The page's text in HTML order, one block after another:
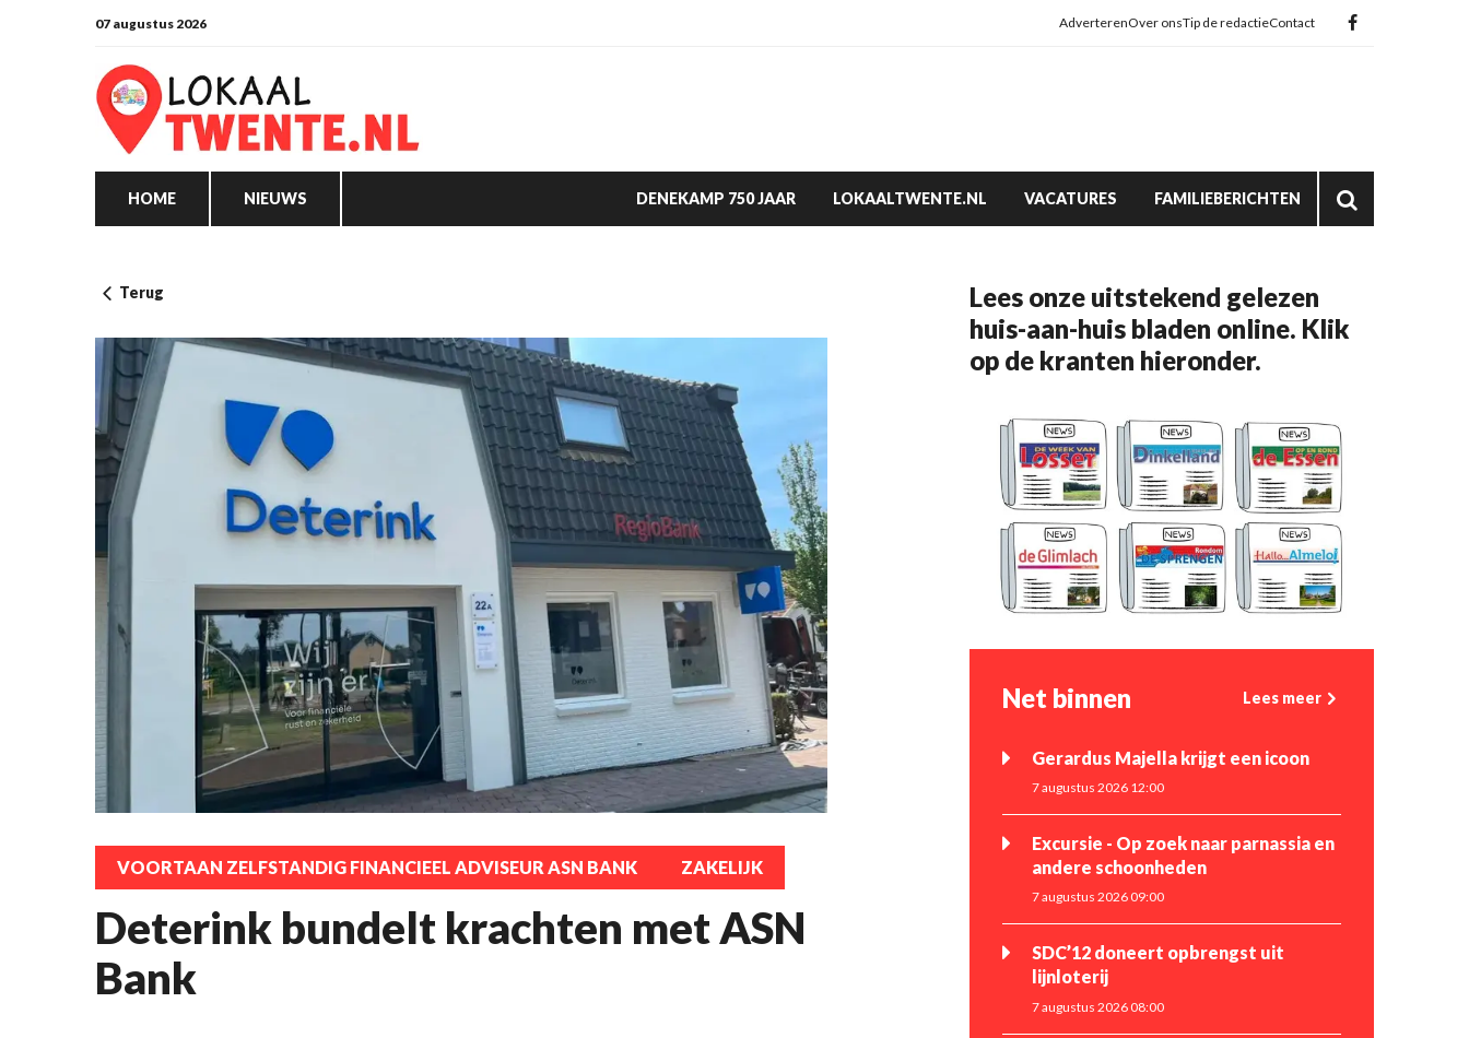
07 augustus 2026 AdverterenOver onsTip de redactieContact
HOME NIEUWS DENEKAMP 750 JAAR LOKAALTWENTE.NL VACATURES FAMILIEBERICHTEN
Terug
VOORTAAN ZELFSTANDIG FINANCIEEL ADVISEUR ASN BANK ZAKELIJK
Deterink bundelt krachten met ASN
Bank
Lees onze uitstekend gelezen
huis-aan-huis bladen online. Klik
op de kranten hieronder.
Net binnen Lees meer
Gerardus Majella krijgt een icoon
7 augustus 2026 12:00
Excursie - Op zoek naar parnassia en
andere schoonheden
7 augustus 2026 09:00
SDC’12 doneert opbrengst uit
lijnloterij
7 augustus 2026 08:00